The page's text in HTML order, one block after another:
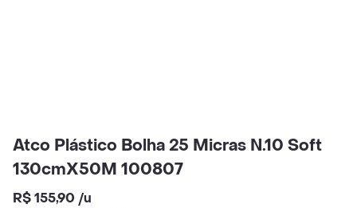
Atco Plástico Bolha 25 Micras N.10 Soft
130cmX50M 100807
R$ 155,90 /u